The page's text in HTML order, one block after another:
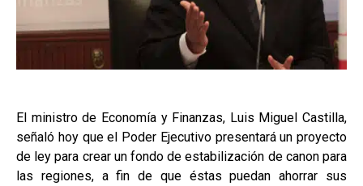
El ministro de Economía y Finanzas, Luis Miguel Castilla,
señaló hoy que el Poder Ejecutivo presentará un proyecto
de ley para crear un fondo de estabilización de canon para
las regiones, a fin de que éstas puedan ahorrar sus